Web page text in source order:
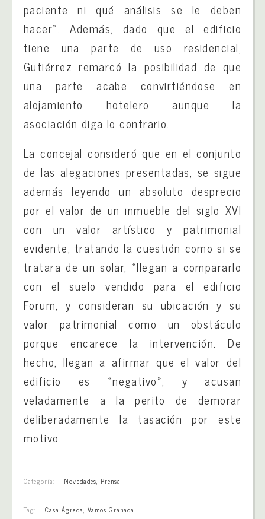
paciente ni qué análisis se le deben
hacer». Además, dado que el edificio
tiene una parte de uso residencial,
Gutiérrez remarcó la posibilidad de que
una parte acabe convirtiéndose en
alojamiento hotelero aunque la
asociación diga lo contrario.
La concejal consideró que en el conjunto
de las alegaciones presentadas, se sigue
además leyendo un absoluto desprecio
por el valor de un inmueble del siglo XVI
con un valor artístico y patrimonial
evidente, tratando la cuestión como si se
tratara de un solar, «llegan a compararlo
con el suelo vendido para el edificio
Forum, y consideran su ubicación y su
valor patrimonial como un obstáculo
porque encarece la intervención. De
hecho, llegan a afirmar que el valor del
edificio es «negativo», y acusan
veladamente a la perito de demorar
deliberadamente la tasación por este
motivo.
Categoría: Novedades, Prensa
Tag: Casa Ágreda, Vamos Granada